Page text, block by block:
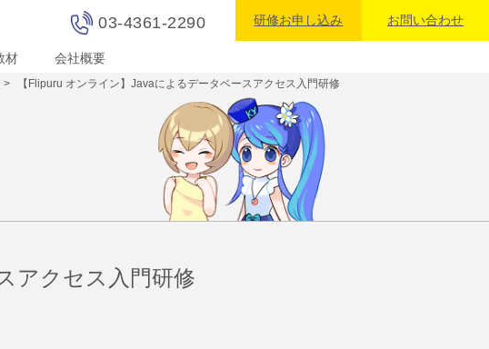
03-4361-2290 研修お申し込み お問い合わせ
材 会社概要
> 【Flipuru オンライン】Javaによるデータベースアクセス入門研修
アクセス入門研修